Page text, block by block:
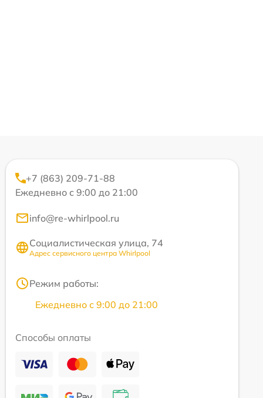
+7 (863) 209-71-88
Ежедневно с 9:00 до 21:00
info@re-whirlpool.ru
Социалистическая улица, 74
Адрес сервисного центра Whirlpool
Режим работы:
Ежедневно с 9:00 до 21:00
Способы оплаты